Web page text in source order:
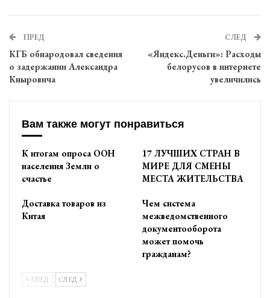
ПРЕД
КГБ обнародовал сведения
о задержании Александра
Кныровича
СЛЕД
«Яндекс.Деньги»: Расходы
белорусов в интернете
увеличились
Вам также могут понравиться
К итогам опроса ООН
населения Земли о
счастье
17 ЛУЧШИХ СТРАН В
МИРЕ ДЛЯ СМЕНЫ
МЕСТА ЖИТЕЛЬСТВА
Доставка товаров из
Китая
Чем система
межведомственного
документооборота
может помочь
гражданам?
ПРЕД СЛЕД